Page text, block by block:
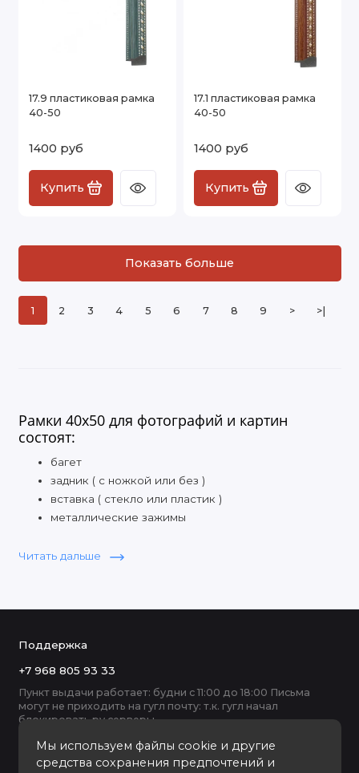
17.9 пластиковая рамка
40-50
1400 руб
Купить
17.1 пластиковая рамка
40-50
1400 руб
Купить
1 2 3 4 5 6 7 8 9 > >|
Показать больше
Рамки 40х50 для фотографий и картин
состоят:
багет
задник ( с ножкой или без )
вставка ( стекло или пластик )
металлические зажимы
на выбор стёкол: их 5 вариантов на выбор
на цвет
на конфигурацию: бывают плоские, полукруглые, с
узором, высокие с профилем коробочка
Фоторамки 40х50 ФотоАльт изготовлены в ручную на
Итальянском оборудовании, мы продаём оптом и в
Читать дальше
Мы используем файлы cookie и другие
средства сохранения предпочтений и
Поддержка
+7 968 805 93 33
Пункт выдачи работает: будни с 11:00 до 18:00 Письма
могут не приходить на гугл почту: т.к. гугл начал
блокировать ру серверы